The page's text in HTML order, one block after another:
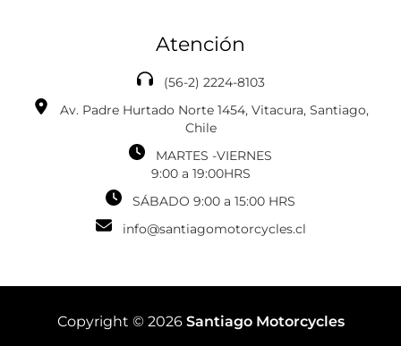
Atención
(56-2) 2224-8103
Av. Padre Hurtado Norte 1454, Vitacura, Santiago,
Chile
MARTES -VIERNES
‎‎‎9:00 a 19:00HRS
SÁBADO 9:00 a 15:00 HRS
info@santiagomotorcycles.cl
Copyright © 2026 Santiago Motorcycles